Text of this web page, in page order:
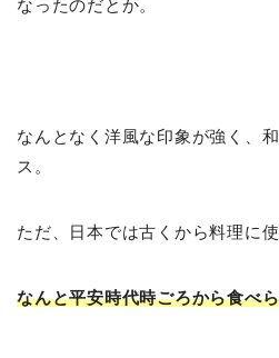
なったのだとか。
なんとなく洋風な印象が強く、
ス。
ただ、日本では古くから料理に
なんと平安時代時ごろから食べ